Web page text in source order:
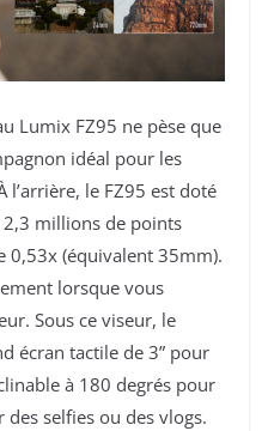
Lumix FZ95 ne pèse que
idéal pour les
l’arrière, le FZ95 est doté
2,3 millions de points
0,53x (équivalent 35mm).
lorsque vous
Sous ce viseur, le
écran tactile de 3” pour
à 180 degrés pour
selfies ou des vlogs.